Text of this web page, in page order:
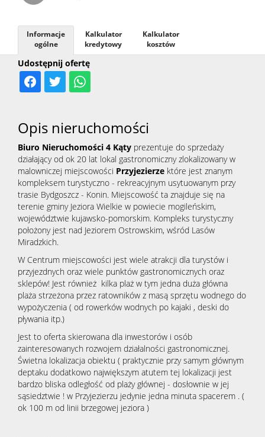
Udostępnij ofertę
Informacje
ogólne
Kalkulator
kredytowy
Kalkulator
kosztów
Opis nieruchomości
Biuro Nieruchomości 4 Kąty prezentuje do sprzedaży
działający od ok 20 lat lokal gastronomiczny zlokalizowany w
malowniczej miejscowości Przyjezierze które jest znanym
kompleksem turystyczno - rekreacyjnym usytuowanym przy
trasie Bydgoszcz - Konin. Miejscowość ta znajduje się na
terenie gminy Jeziora Wielkie w powiecie mogileńskim,
województwie kujawsko-pomorskim. Kompleks turystyczny
położony jest nad Jeziorem Ostrowskim, wśród Lasów
Miradzkich.
W Centrum miejscowości jest wiele atrakcji dla turystów i
przyjezdnych oraz wiele punktów gastronomicznych oraz
sklepów! Jest również kilka plaż w tym jedna duża główna
plaża strzeżona przez ratowników z masą sprzętu wodnego do
wypożyczenia ( od rowerków wodnych po kajaki , deski do
pływania itp.)
Jest to oferta skierowana dla inwestorów i osób
zainteresowanych rozwojem działalności gastronomicznej.
Świetna lokalizacja obiektu ( praktycznie przy samym głównym
deptaku dodatkowo największym atutem tej lokalizacji jest
bardzo bliska odległość od plaży głównej - dosłownie w jej
sąsiedztwie ! w Przyjezierzu jedynie jedna minuta spacerem . (
ok 100 m od linii brzegowej jeziora )